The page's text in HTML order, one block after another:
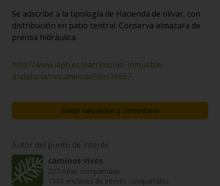
Se adscribe a la tipología de Hacienda de olivar, con
distribución en patio central. Conserva almazara de
prensa hidráulica.
http://www.iaph.es/patrimonio-inmueble-
andalucia/resumen.do?id=i16867
Enviar valoración y comentario
Autor del punto de interés
caminos vivos
227 rutas compartidas
1508 enclaves de interés compartidos